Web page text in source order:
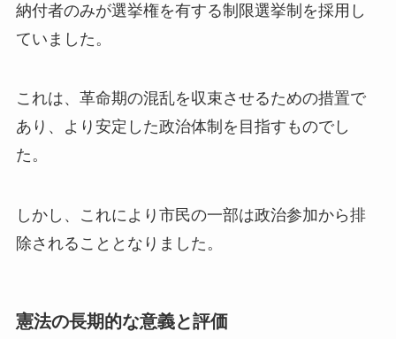
納付者のみが選挙権を有する制限選挙制を採用し
ていました。
これは、革命期の混乱を収束させるための措置で
あり、より安定した政治体制を目指すものでし
た。
しかし、これにより市民の一部は政治参加から排
除されることとなりました。
憲法の長期的な意義と評価